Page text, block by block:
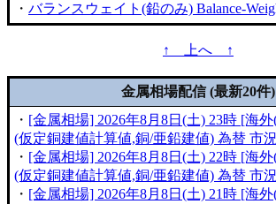
・ バランスウェイト(鉛のみ) Balance-
↑ 上へ ↑
金属相場配信 (最新20件)
・ [金属相場] 2026年8月8日(土) 23時 [海
(仮定銅建値計算値,銅/亜鉛建値) 為替 市
・ [金属相場] 2026年8月8日(土) 22時 [海
(仮定銅建値計算値,銅/亜鉛建値) 為替 市
・ [金属相場] 2026年8月8日(土) 21時 [海